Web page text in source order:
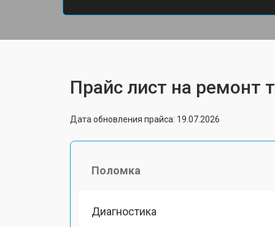
Прайс лист на ремонт
Дата обновления прайса: 19.07.2026
Поломка
Диагностика